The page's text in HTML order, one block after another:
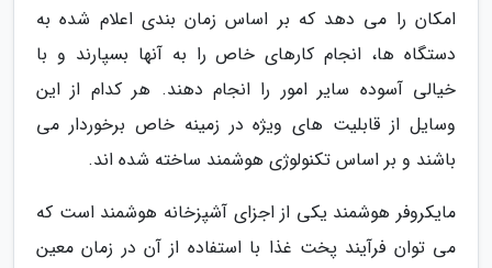
امکان را می دهد که بر اساس زمان بندی اعلام شده به
دستگاه ها، انجام کارهای خاص را به آنها بسپارند و با
خیالی آسوده سایر امور را انجام دهند. هر کدام از این
وسایل از قابلیت های ویژه در زمینه خاص برخوردار می
باشند و بر اساس تکنولوژی هوشمند ساخته شده اند.
مایکروفر هوشمند یکی از اجزای آشپزخانه هوشمند است که
می توان فرآیند پخت غذا با استفاده از آن در زمان معین